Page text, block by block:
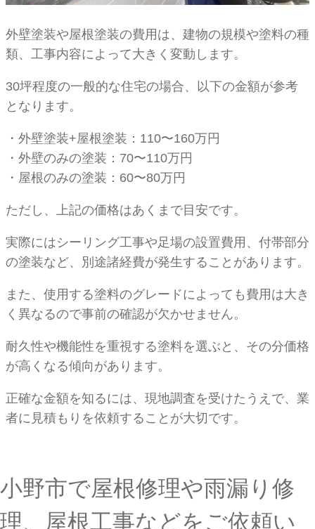
外壁塗装や屋根塗装の費用は、建物の規模や塗料の種
類、工事内容によって大きく変動します。
30坪程度の一般的な住宅の場合、以下の金額が参考
となります。
・外壁塗装+屋根塗装：110〜160万円
・外壁のみの塗装：70〜110万円
・屋根のみの塗装：60〜80万円
ただし、上記の価格はあくまで目安です。
実際にはシーリング工事や足場の設置費用、付帯部分
の塗装など、別途諸経費が発生することがあります。
また、使用する塗料のグレードによっても費用は大き
く異なるので事前の確認が欠かせません。
耐久性や機能性を重視する塗料を選ぶと、その分価格
が高くなる傾向があります。
正確な金額を知るには、現地調査を受けたうえで、業
者に見積もりを依頼することが大切です。
小野市で屋根修理や雨漏り修
理、屋根工事などをご依頼い